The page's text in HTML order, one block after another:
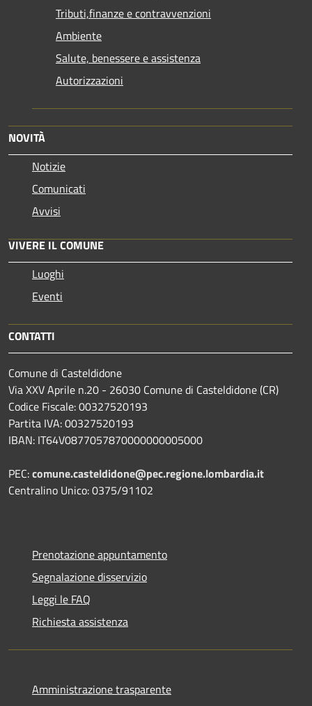
Tributi,finanze e contravvenzioni
Ambiente
Salute, benessere e assistenza
Autorizzazioni
NOVITÀ
Notizie
Comunicati
Avvisi
VIVERE IL COMUNE
Luoghi
Eventi
CONTATTI
Comune di Casteldidone
Via XXV Aprile n.20 - 26030 Comune di Casteldidone (CR)
Codice Fiscale: 00327520193
Partita IVA: 00327520193
IBAN: IT64V0877057870000000005000
PEC:comune.casteldidone@pec.regione.lombardia.it
Centralino Unico: 0375/91102
Prenotazione appuntamento
Segnalazione disservizio
Leggi le FAQ
Richiesta assistenza
Amministrazione trasparente